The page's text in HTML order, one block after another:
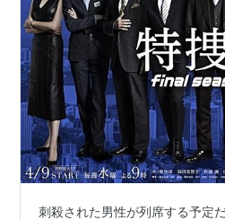
刺殺された男性が列席する予定